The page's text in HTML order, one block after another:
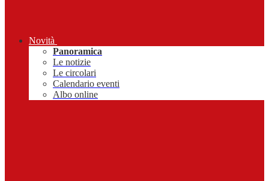
Novità
Panoramica
Le notizie
Le circolari
Calendario eventi
Albo online